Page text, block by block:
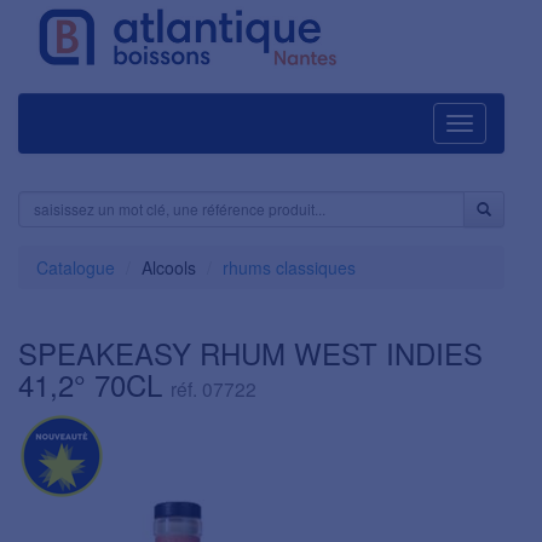
Navigation
Catalogue Alcools rhums classiques
SPEAKEASY RHUM WEST INDIES
41,2° 70CL réf. 07722